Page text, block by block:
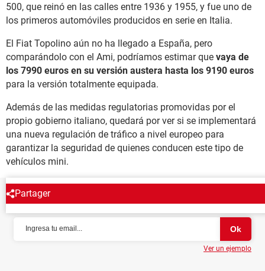
500, que reinó en las calles entre 1936 y 1955, y fue uno de
los primeros automóviles producidos en serie en Italia.
El Fiat Topolino aún no ha llegado a España, pero
comparándolo con el Ami, podríamos estimar que vaya de
los 7990 euros en su versión austera hasta los 9190 euros
para la versión totalmente equipada.
Además de las medidas regulatorias promovidas por el
propio gobierno italiano, quedará por ver si se implementará
una nueva regulación de tráfico a nivel europeo para
garantizar la seguridad de quienes conducen este tipo de
vehículos mini.
Partager
NEWSLETTER
Ver un ejemplo